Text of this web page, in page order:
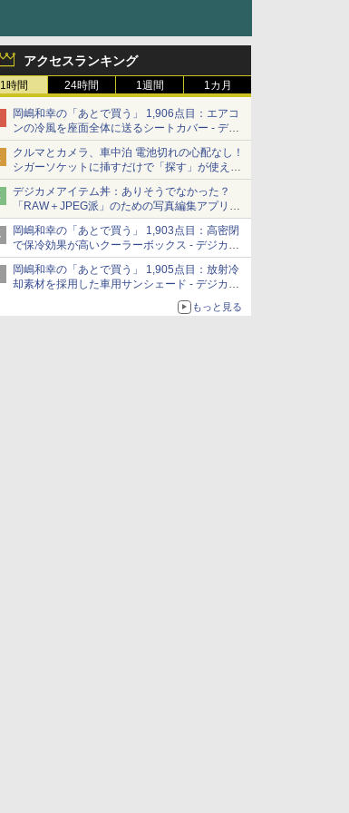
アクセスランキング
1時間 24時間 1週間 1カ月
岡嶋和幸の「あとで買う」 1,906点目：エアコ
ンの冷風を座面全体に送るシートカバー - デジ
カメ Watch
クルマとカメラ、車中泊 電池切れの心配なし！
シガーソケットに挿すだけで「探す」が使える
スマートタグ - デジカメ Watch
デジカメアイテム丼：ありそうでなかった？
「RAW＋JPEG派」のための写真編集アプリ
カメラデフォルトのJPEGを大切にする
「Filmator」
岡嶋和幸の「あとで買う」 1,903点目：高密閉
で保冷効果が高いクーラーボックス - デジカメ
Watch
岡嶋和幸の「あとで買う」 1,905点目：放射冷
却素材を採用した車用サンシェード - デジカメ
もっと見る